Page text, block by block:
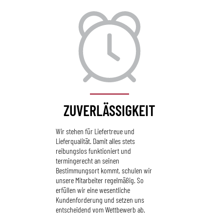
ZUVERLÄSSIGKEIT
Wir stehen für Liefertreue und
Lieferqualität. Damit alles stets
reibungslos funktioniert und
termingerecht an seinen
Bestimmungsort kommt, schulen wir
unsere Mitarbeiter regelmäßig. So
erfüllen wir eine wesentliche
Kundenforderung und setzen uns
entscheidend vom Wettbewerb ab.